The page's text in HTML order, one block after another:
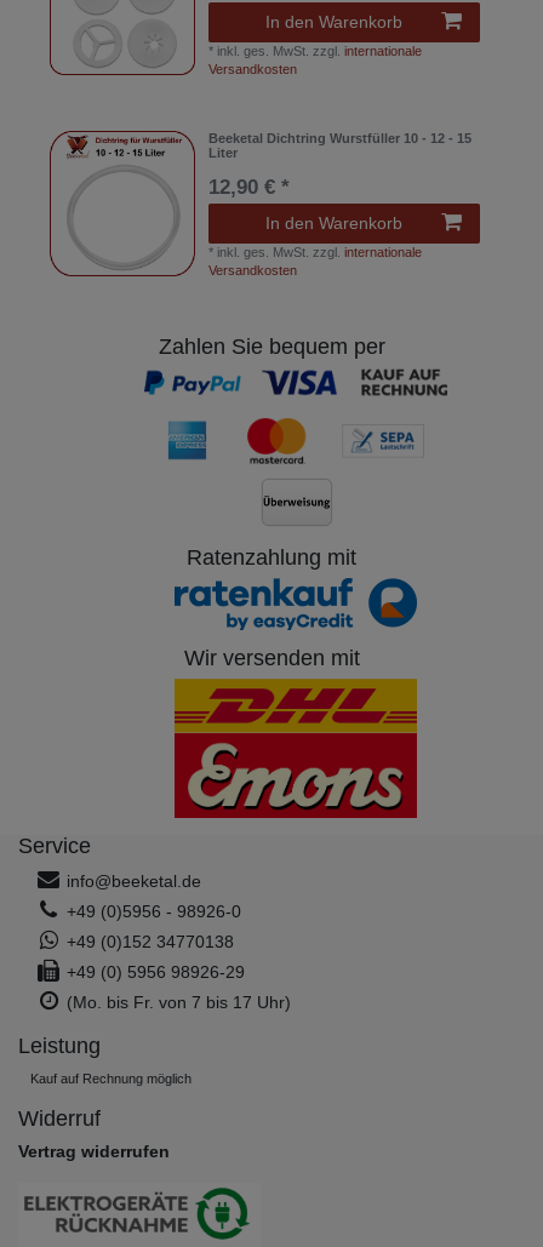
In den Warenkorb
* inkl. ges. MwSt. zzgl.internationale
Versandkosten
Beeketal Dichtring Wurstfüller 10 - 12 - 15
Liter
12,90 € *
In den Warenkorb
* inkl. ges. MwSt. zzgl.internationale
Versandkosten
Zahlen Sie bequem per
Ratenzahlung mit
Wir versenden mit
Service
info@beeketal.de
+49 (0)5956 - 98926-0
+49 (0)152 34770138
+49 (0) 5956 98926-29
(Mo. bis Fr. von 7 bis 17 Uhr)
Leistung
Kauf auf Rechnung möglich
Widerruf
Vertrag widerrufen